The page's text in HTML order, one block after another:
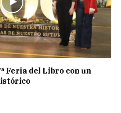
Feria del Libro con un